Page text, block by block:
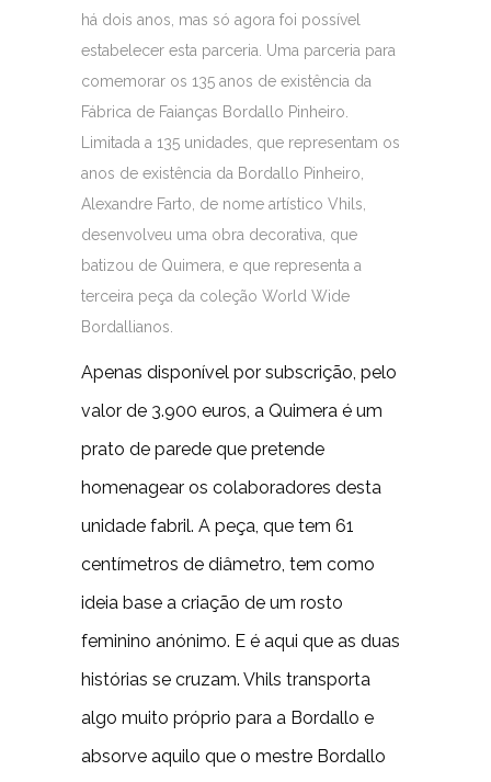
há dois anos, mas só agora foi possível
estabelecer esta parceria. Uma parceria para
comemorar os 135 anos de existência da
Fábrica de Faianças Bordallo Pinheiro.
Limitada a 135 unidades, que representam os
anos de existência da Bordallo Pinheiro,
Alexandre Farto, de nome artístico Vhils,
desenvolveu uma obra decorativa, que
batizou de Quimera, e que representa a
terceira peça da coleção World Wide
Bordallianos.
Apenas disponível por subscrição, pelo
valor de 3.900 euros, a Quimera é um
prato de parede que pretende
homenagear os colaboradores desta
unidade fabril. A peça, que tem 61
centímetros de diâmetro, tem como
ideia base a criação de um rosto
feminino anónimo. E é aqui que as duas
histórias se cruzam. Vhils transporta
algo muito próprio para a Bordallo e
absorve aquilo que o mestre Bordallo